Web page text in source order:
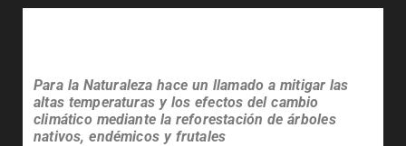
Para la Naturaleza hace un llamado a mitigar las
altas temperaturas y los efectos del cambio
climático mediante la reforestación de árboles
nativos, endémicos y frutales